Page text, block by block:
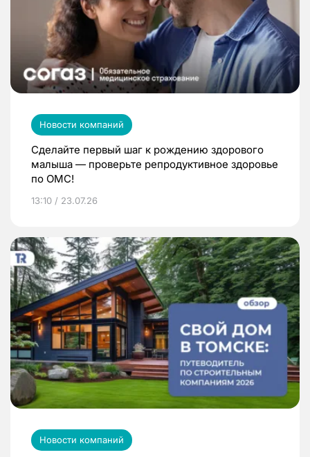
Новости компаний
Сделайте первый шаг к рождению здорового
малыша — проверьте репродуктивное здоровье
по ОМС!
13:10 / 23.07.26
Новости компаний